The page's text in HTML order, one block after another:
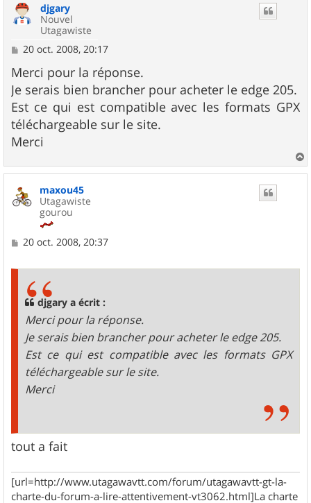
djgary
Nouvel
Utagawiste
M
s
s
a
g
e
20 oct. 2008, 20:17
Merci pour la réponse.
Je serais bien brancher pour acheter le edge 205.
Est ce qui est compatible avec les formats GPX
téléchargeable sur le site.
Merci
a
maxou45
Utagawiste
gourou
M
20 oct. 2008, 20:37
djgary a écrit :
Merci pour la réponse.
Je serais bien brancher pour acheter le edge 205.
Est ce qui est compatible avec les formats GPX
téléchargeable sur le site.
Merci
tout a fait
[url=http://www.utagawavtt.com/forum/utagawavtt-gt-la-
charte-du-forum-a-lire-attentivement-vt3062.html]La charte